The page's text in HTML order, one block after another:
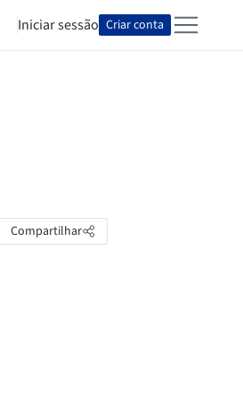
Iniciar sessão Criar conta
Compartilhar